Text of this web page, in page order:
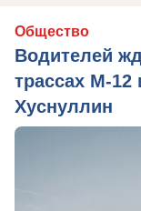
Общество
Водителей
трассах М-12
Хуснуллин